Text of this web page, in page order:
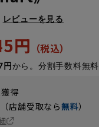
レビューを見る
円
円から。分割手数料無料
得
店舗受取なら無料）